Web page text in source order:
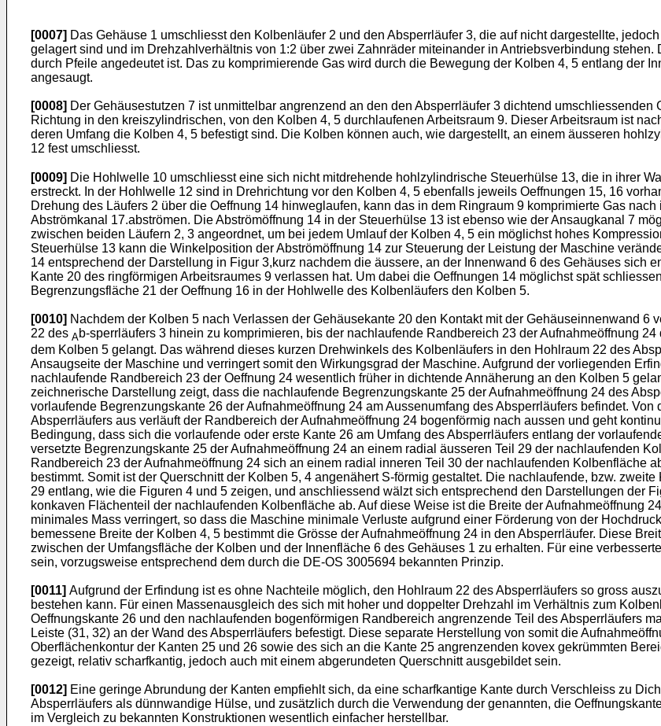
[0007] Das Gehäuse 1 umschliesst den Kolbenläufer 2 und den Absperrläufer 3, die auf nicht dargestellte,
gelagert sind und im Drehzahlverhältnis von 1:2 über zwei Zahnräder miteinander in Antriebsverbindung
durch Pfeile angedeutet ist. Das zu komprimierende Gas wird durch die Bewegung der Kolben 4, 5 entlang der
angesaugt.
[0008] Der Gehäusestutzen 7 ist unmittelbar angrenzend an den den Absperrläufer 3 dichtend
Richtung in den kreiszylindrischen, von den Kolben 4, 5 durchlaufenen Arbeitsraum 9. Dieser Arbeitsraum ist
deren Umfang die Kolben 4, 5 befestigt sind. Die Kolben können auch, wie dargestellt, an einem äusseren
12 fest umschliesst.
[0009] Die Hohlwelle 10 umschliesst eine sich nicht mitdrehende hohlzylindrische Steuerhülse 13, die in ihrer
erstreckt. In der Hohlwelle 12 sind in Drehrichtung vor den Kolben 4, 5 ebenfalls jeweils Oeffnungen 15, 16
Drehung des Läufers 2 über die Oeffnung 14 hinweglaufen, kann das in dem Ringraum 9 komprimierte Gas
Abströmkanal 17.abströmen. Die Abströmöffnung 14 in der Steuerhülse 13 ist ebenso wie der Ansaugkanal 7
zwischen beiden Läufern 2, 3 angeordnet, um bei jedem Umlauf der Kolben 4, 5 ein möglichst hohes
Steuerhülse 13 kann die Winkelposition der Abströmöffnung 14 zur Steuerung der Leistung der Maschine
14 entsprechend der Darstellung in Figur 3,kurz nachdem die äussere, an der Innenwand 6 des Gehäuses sich
Kante 20 des ringförmigen Arbeitsraumes 9 verlassen hat. Um dabei die Oeffnungen 14 möglichst spät
Begrenzungsfläche 21 der Oeffnung 16 in der Hohlwelle des Kolbenläufers den Kolben 5.
[0010] Nachdem der Kolben 5 nach Verlassen der Gehäusekante 20 den Kontakt mit der Gehäuseinnenwand
22 des Ab-sperrläufers 3 hinein zu komprimieren, bis der nachlaufende Randbereich 23 der Aufnahmeöffnung
dem Kolben 5 gelangt. Das während dieses kurzen Drehwinkels des Kolbenläufers in den Hohlraum 22 des
Ansaugseite der Maschine und verringert somit den Wirkungsgrad der Maschine. Aufgrund der vorliegenden
nachlaufende Randbereich 23 der Oeffnung 24 wesentlich früher in dichtende Annäherung an den Kolben 5
zeichnerische Darstellung zeigt, dass die nachlaufende Begrenzungskante 25 der Aufnahmeöffnung 24 des
vorlaufende Begrenzungskante 26 der Aufnahmeöffnung 24 am Aussenumfang des Absperrläufers befindet.
Absperrläufers aus verläuft der Randbereich der Aufnahmeöffnung 24 bogenförmig nach aussen und geht
Bedingung, dass sich die vorlaufende oder erste Kante 26 am Umfang des Absperrläufers entlang der
versetzte Begrenzungskante 25 der Aufnahmeöffnung 24 an einem radial äusseren Teil 29 der nachlaufenden
Randbereich 23 der Aufnahmeöffnung 24 sich an einem radial inneren Teil 30 der nachlaufenden Kolbenfläche
bestimmt. Somit ist der Querschnitt der Kolben 5, 4 angenähert S-förmig gestaltet. Die nachlaufende, bzw.
29 entlang, wie die Figuren 4 und 5 zeigen, und anschliessend wälzt sich entsprechend den Darstellungen der
konkaven Flächenteil der nachlaufenden Kolbenfläche ab. Auf diese Weise ist die Breite der Aufnahmeöffnung
minimales Mass verringert, so dass die Maschine minimale Verluste aufgrund einer Förderung von der
bemessene Breite der Kolben 4, 5 bestimmt die Grösse der Aufnahmeöffnung 24 in den Absperrläufer. Diese
zwischen der Umfangsfläche der Kolben und der Innenfläche 6 des Gehäuses 1 zu erhalten. Für eine
sein, vorzugsweise entsprechend dem durch die DE-OS 3005694 bekannten Prinzip.
[0011] Aufgrund der Erfindung ist es ohne Nachteile möglich, den Hohlraum 22 des Absperrläufers so gross
bestehen kann. Für einen Massenausgleich des sich mit hoher und doppelter Drehzahl im Verhältnis zum
Oeffnungskante 26 und den nachlaufenden bogenförmigen Randbereich angrenzende Teil des Absperrläufers
Leiste (31, 32) an der Wand des Absperrläufers befestigt. Diese separate Herstellung von somit die
Oberflächenkontur der Kanten 25 und 26 sowie des sich an die Kante 25 angrenzenden kovex gekrümmten
gezeigt, relativ scharfkantig, jedoch auch mit einem abgerundeten Querschnitt ausgebildet sein.
[0012] Eine geringe Abrundung der Kanten empfiehlt sich, da eine scharfkantige Kante durch Verschleiss zu
Absperrläufers als dünnwandige Hülse, und zusätzlich durch die Verwendung der genannten, die
im Vergleich zu bekannten Konstruktionen wesentlich einfacher herstellbar.